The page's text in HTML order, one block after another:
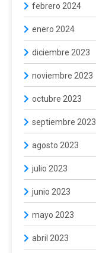
febrero 2024
enero 2024
diciembre 2023
noviembre 2023
octubre 2023
septiembre 2023
agosto 2023
julio 2023
junio 2023
mayo 2023
abril 2023